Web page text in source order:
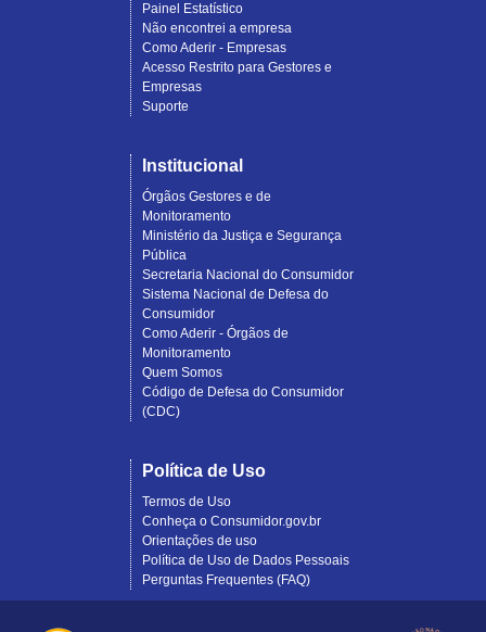
Painel Estatístico
Não encontrei a empresa
Como Aderir - Empresas
Acesso Restrito para Gestores e
Empresas
Suporte
Institucional
Órgãos Gestores e de
Monitoramento
Ministério da Justiça e Segurança
Pública
Secretaria Nacional do Consumidor
Sistema Nacional de Defesa do
Consumidor
Como Aderir - Órgãos de
Monitoramento
Quem Somos
Código de Defesa do Consumidor
(CDC)
Política de Uso
Termos de Uso
Conheça o Consumidor.gov.br
Orientações de uso
Política de Uso de Dados Pessoais
Perguntas Frequentes (FAQ)